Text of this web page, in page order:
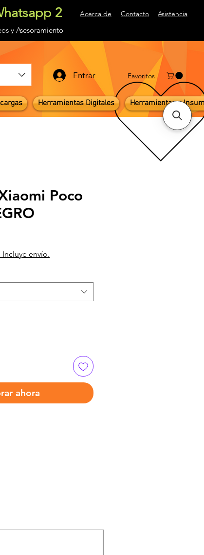
2 Acerca de Contacto Asistencia
y Asesoramiento
Entrar Favoritos
Herramientas Digitales Herramientas e
Poco
Incluye envío.
ahora